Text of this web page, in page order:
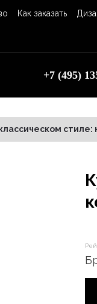
Как заказать
+7 (495)
классическом